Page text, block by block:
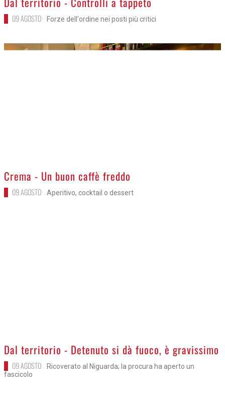
09 AGOSTO Forze dell'ordine nei posti più critici
>
Crema - Un buon caffè freddo
09 AGOSTO Aperitivo, cocktail o dessert
>
Dal territorio - Detenuto si dà fuoco, è gravissimo
09 AGOSTO
Ricoverato al Niguarda; la procura ha aperto un
fascicolo